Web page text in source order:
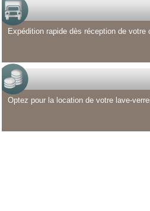
Expédition rapide dès réception de votre
Optez pour la location de votre lave-